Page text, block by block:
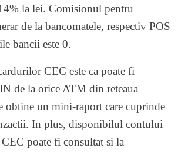
la lei. Comisionul pentru
de la bancomatele, respectiv POS
bancii este 0.
CEC este ca poate fi
de la orice ATM din reteaua
obtine un mini-raport care cuprinde
In plus, disponibilul contului
poate fi consultat si la